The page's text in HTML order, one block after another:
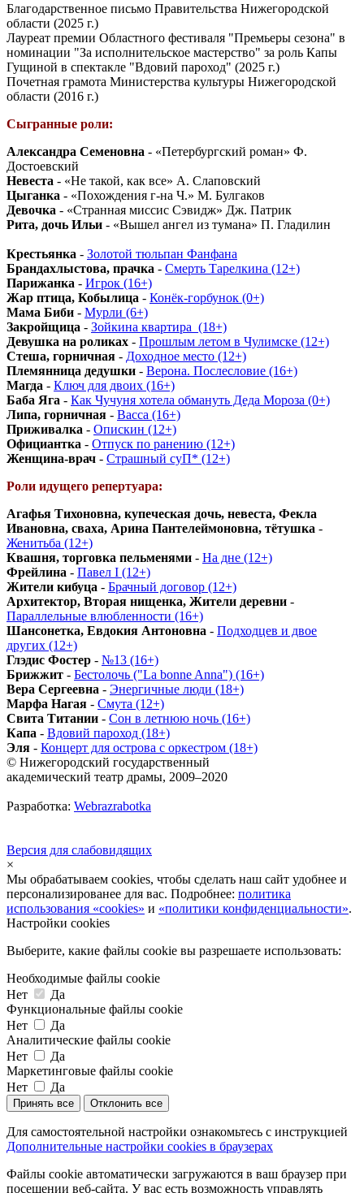
Благодарственное письмо Правительства Нижегородской
области (2025 г.)
Лауреат премии Областного фестиваля "Премьеры сезона" в
номинации "За исполнительское мастерство" за роль Капы
Гущиной в спектакле "Вдовий пароход" (2025 г.)
Почетная грамота Министерства культуры Нижегородской
области (2016 г.)
Сыгранные роли:
Александра Семеновна - «Петербургский роман» Ф.
Достоевский
Невеста - «Не такой, как все» А. Слаповский
Цыганка - «Похождения г-на Ч.» М. Булгаков
Девочка - «Странная миссис Сэвидж» Дж. Патрик
Рита, дочь Ильи - «Вышел ангел из тумана» П. Гладилин
Крестьянка - Золотой тюльпан Фанфана
Брандахлыстова, прачка - Смерть Тарелкина (12+)
Парижанка - Игрок (16+)
Жар птица, Кобылица - Конёк-горбунок (0+)
Мама Биби - Мурли (6+)
Закройщица - Зойкина квартира_(18+)
Девушка на роликах - Прошлым летом в Чулимске (12+)
Стеша, горничная - Доходное место (12+)
Племянница дедушки - Верона. Послесловие (16+)
Магда - Ключ для двоих (16+)
Баба Яга - Как Чучуня хотела обмануть Деда Мороза (0+)
Липа, горничная - Васса (16+)
Приживалка - Опискин (12+)
Официантка - Отпуск по ранению (12+)
Женщина-врач - Страшный суП* (12+)
Роли идущего репертуара:
Агафья Тихоновна, купеческая дочь, невеста, Фекла
Ивановна, сваха, Арина Пантелеймоновна, тётушка -
Женитьба (12+)
Квашня, торговка пельменями - На дне (12+)
Фрейлина - Павел I (12+)
Жители кибуца - Брачный договор (12+)
Архитектор, Вторая нищенка, Жители деревни -
Параллельные влюбленности (16+)
Шансонетка, Евдокия Антоновна - Подходцев и двое
других (12+)
Глэдис Фостер - №13 (16+)
Брижжит - Бестолочь ("La bonne Anna") (16+)
Вера Сергеевна - Энергичные люди (18+)
Марфа Нагая - Смута (12+)
Свита Титании - Сон в летнюю ночь (16+)
Капа - Вдовий пароход (18+)
Эля - Концерт для острова с оркестром (18+)
© Нижегородский государственный
академический театр драмы, 2009–2020
Разработка: Webrazrabotka
Версия для слабовидящих
×
Мы обрабатываем cookies, чтобы сделать наш сайт удобнее и
персонализированее для вас. Подробнее: политика
использования «cookies» и «политики конфиденциальности».
Настройки cookies
Выберите, какие файлы cookie вы разрешаете использовать:
Необходимые файлы cookie
Нет
Да
Функциональные файлы cookie
Нет
Да
Аналитические файлы cookie
Нет
Да
Маркетинговые файлы cookie
Нет
Да
Принять все Отклонить все
Для самостоятельной настройки ознакомьтесь с инструкцией
Дополнительные настройки cookies в браузерах
Файлы cookie автоматически загружаются в ваш браузер при
посещении веб-сайта. У вас есть возможность управлять